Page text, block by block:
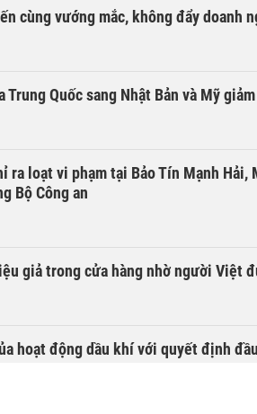
cùng vướng mắc, không đẩy doanh
Quốc sang Nhật Bản và Mỹ
ra loạt vi phạm tại Bảo Tín Mạnh Hải,
Bộ Công an
giả trong cửa hàng nhờ người Việt
hoạt động dầu khí với quyết định